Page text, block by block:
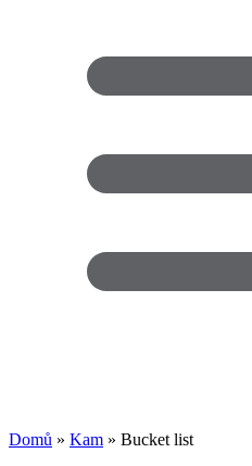
Domů » Kam » Bucket list